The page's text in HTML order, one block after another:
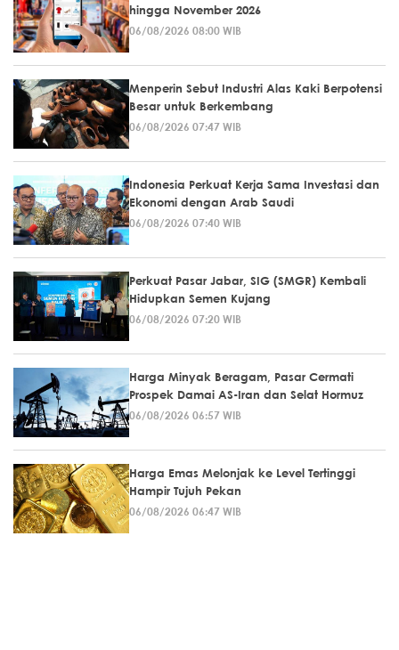
hingga November 2026
06/08/2026 08:00 WIB
Menperin Sebut Industri Alas Kaki Berpotensi
Besar untuk Berkembang
06/08/2026 07:47 WIB
Indonesia Perkuat Kerja Sama Investasi dan
Ekonomi dengan Arab Saudi
06/08/2026 07:40 WIB
Perkuat Pasar Jabar, SIG (SMGR) Kembali
Hidupkan Semen Kujang
06/08/2026 07:20 WIB
Harga Minyak Beragam, Pasar Cermati
Prospek Damai AS-Iran dan Selat Hormuz
06/08/2026 06:57 WIB
Harga Emas Melonjak ke Level Tertinggi
Hampir Tujuh Pekan
06/08/2026 06:47 WIB